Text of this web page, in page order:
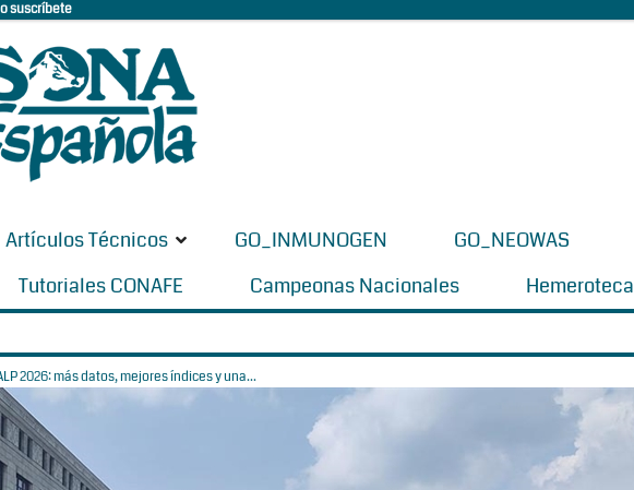
suscríbete
Artículos Técnicos GO_INMUNOGEN GO_NEOWAS
Tutoriales CONAFE Campeonas Nacionales Hemeroteca
2026: más datos, mejores índices y una...